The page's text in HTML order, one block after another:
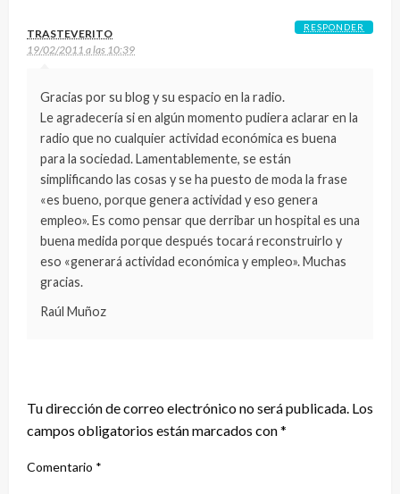
TRASTEVERITO
19/02/2011 a las 10:39
Gracias por su blog y su espacio en la radio.
Le agradecería si en algún momento pudiera aclarar en la
radio que no cualquier actividad económica es buena
para la sociedad. Lamentablemente, se están
simplificando las cosas y se ha puesto de moda la frase
«es bueno, porque genera actividad y eso genera
empleo». Es como pensar que derribar un hospital es una
buena medida porque después tocará reconstruirlo y
eso «generará actividad económica y empleo». Muchas
gracias.
Raúl Muñoz
RESPONDER
Tu dirección de correo electrónico no será publicada. Los
campos obligatorios están marcados con*
Comentario *